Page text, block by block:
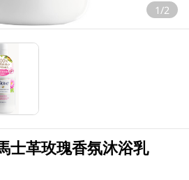
1/2
士革玫瑰香氛沐浴乳